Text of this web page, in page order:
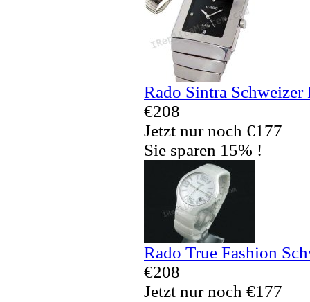
Rado Sintra
€208
Jetzt nur noch €177
Sie sparen 15% !
Rado True Fashion
€208
Jetzt nur noch €177